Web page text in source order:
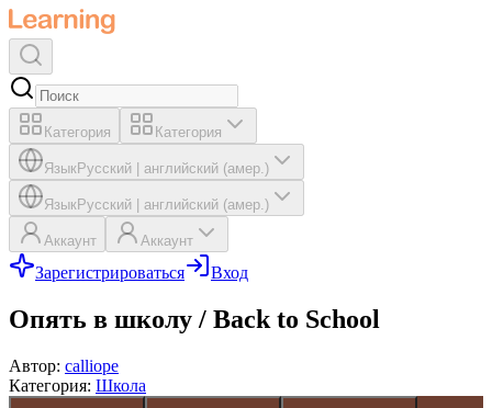
Категория Категория
ЯзыкРусский английский (амер.)
ЯзыкРусский английский (амер.)
Аккаунт Аккаунт
Зарегистрироваться Вход
Опять в школу / Back to School
Автор: calliope
Категория: Школа